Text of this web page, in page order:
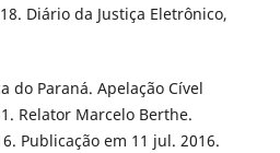
Diário da Justiça Eletrônico,
do Paraná. Apelação Cível
Relator Marcelo Berthe.
Publicação em 11 jul. 2016.